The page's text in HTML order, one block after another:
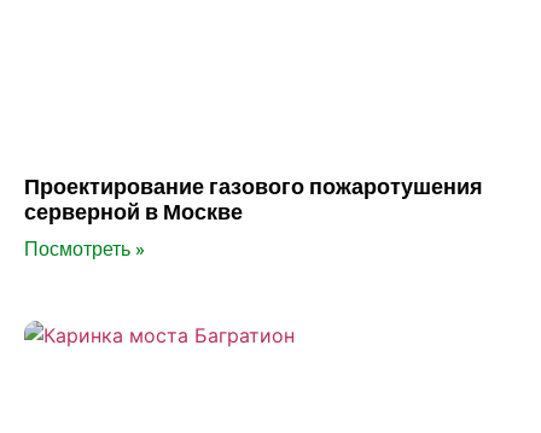
Проектирование газового пожаротушения
серверной в Москве
Посмотреть »